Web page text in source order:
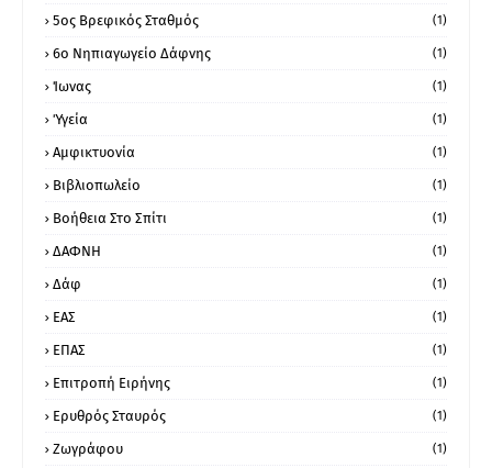
5ος Βρεφικός Σταθμός (1)
6ο Νηπιαγωγείο Δάφνης (1)
Ίωνας (1)
Ύγεία (1)
Αμφικτυονία (1)
Βιβλιοπωλείο (1)
Βοήθεια Στο Σπίτι (1)
ΔΑΦΝΗ (1)
Δάφ (1)
ΕΑΣ (1)
ΕΠΑΣ (1)
Επιτροπή Ειρήνης (1)
Ερυθρός Σταυρός (1)
Ζωγράφου (1)